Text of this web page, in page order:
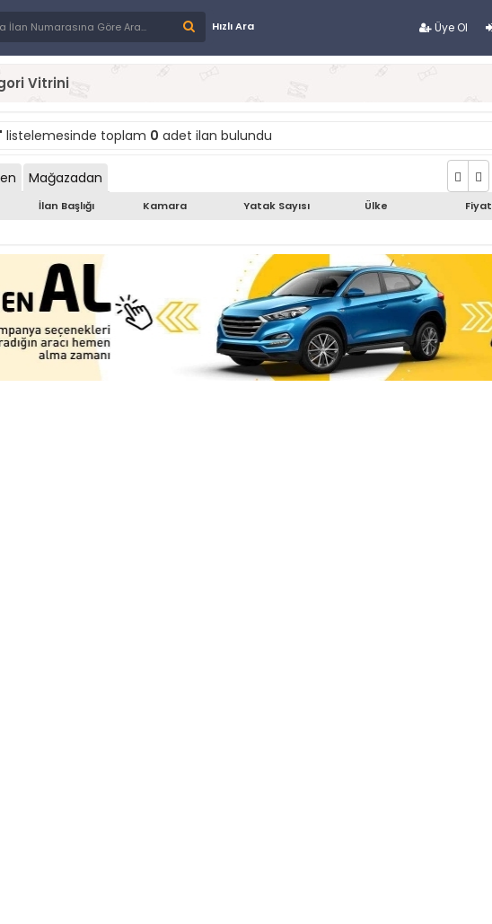
Üye Ol
Hızlı Ara
Vitrini
listelemesinde toplam 0 adet ilan bulundu
Mağazadan
İlan Başlığı Kamara Yatak Sayısı Ülke Fiyat